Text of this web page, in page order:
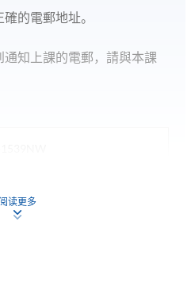
的電郵地址。
知上課的電郵，請與本課
阅读更多